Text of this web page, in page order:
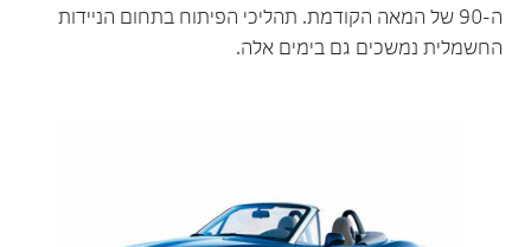
ה-90 של המאה הקודמת. תהליכי הפיתוח בתחום הניידות
החשמלית נמשכים גם בימים אלה.